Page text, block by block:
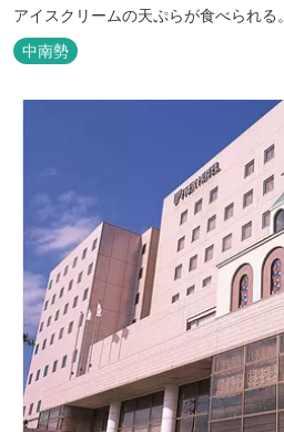
アイスクリームの天ぷらが食べられる。
中南勢